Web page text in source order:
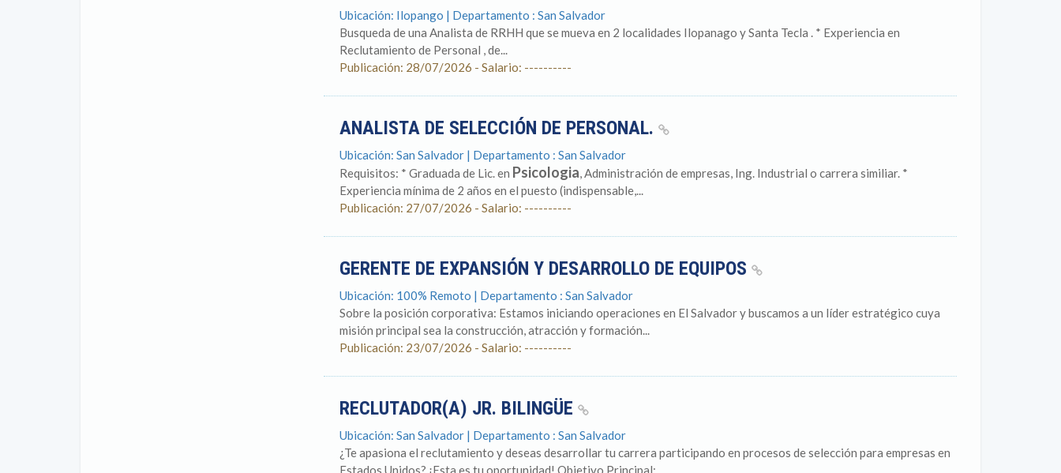
Ubicación: Ilopango | Departamento : San Salvador
Busqueda de una Analista de RRHH que se mueva en 2 localidades Ilopanago y Santa Tecla . * Experiencia en
Reclutamiento de Personal , de...
Publicación: 28/07/2026 - Salario: ----------
ANALISTA DE SELECCIÓN DE PERSONAL.
Ubicación: San Salvador | Departamento : San Salvador
Requisitos: * Graduada de Lic. en Psicologia, Administración de empresas, Ing. Industrial o carrera similiar. *
Experiencia mínima de 2 años en el puesto (indispensable,...
Publicación: 27/07/2026 - Salario: ----------
GERENTE DE EXPANSIÓN Y DESARROLLO DE EQUIPOS
Ubicación: 100% Remoto | Departamento : San Salvador
Sobre la posición corporativa: Estamos iniciando operaciones en El Salvador y buscamos a un líder estratégico cuya
misión principal sea la construcción, atracción y formación...
Publicación: 23/07/2026 - Salario: ----------
RECLUTADOR(A) JR. BILINGÜE
Ubicación: San Salvador | Departamento : San Salvador
¿Te apasiona el reclutamiento y deseas desarrollar tu carrera participando en procesos de selección para empresas en
Estados Unidos? ¡Esta es tu oportunidad! Objetivo Principal:...